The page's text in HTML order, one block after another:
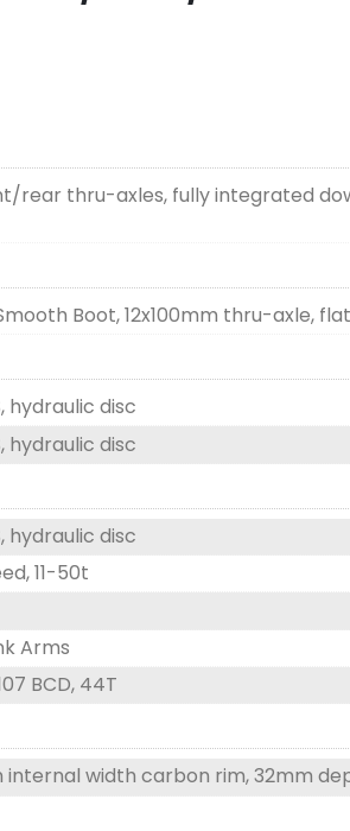
rear thru-axles, fully integrated
Boot, 12x100mm thru-axle,
hydraulic disc
hydraulic disc
hydraulic disc
11-50t
Arms
BCD, 44T
internal width carbon rim, 32mm